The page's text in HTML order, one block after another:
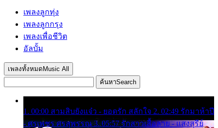
เพลงลูกทุ่ง
เพลงลูกกรุง
เพลงเพื่อชีวิต
อัลบั้ม
เพลงทั้งหมด Music All
ค้นหาSearch
1. 00:00 สามสิบยังแจ๋ว - ยอดรัก สลักใจ 2. 02:49 รักมาห้าปี
- ศรเพชร ศรสุพรรณ 3. 05:57 รักสาวเสื้อลาย - แสงสุรีย์